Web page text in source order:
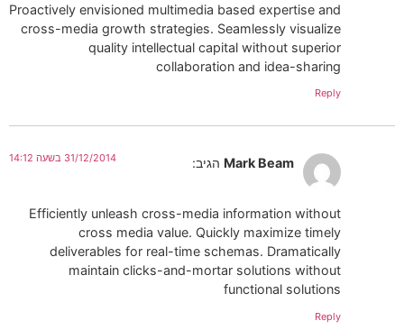
Proactively envisioned multimedia based expertise and
cross-media growth strategies. Seamlessly visualize
quality intellectual capital without superior
collaboration and idea-sharing
Reply
Mark Beam הגיב: 31/12/2014 בשעה 14:12
Efficiently unleash cross-media information without
cross media value. Quickly maximize timely
deliverables for real-time schemas. Dramatically
maintain clicks-and-mortar solutions without
functional solutions
Reply